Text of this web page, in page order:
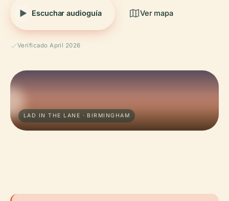
Escuchar audioguía Ver mapa
Verificado April 2026
LAD IN THE LANE · BIRMINGHAM